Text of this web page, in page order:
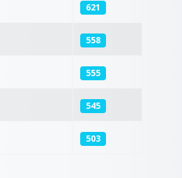
621
558
555
545
503